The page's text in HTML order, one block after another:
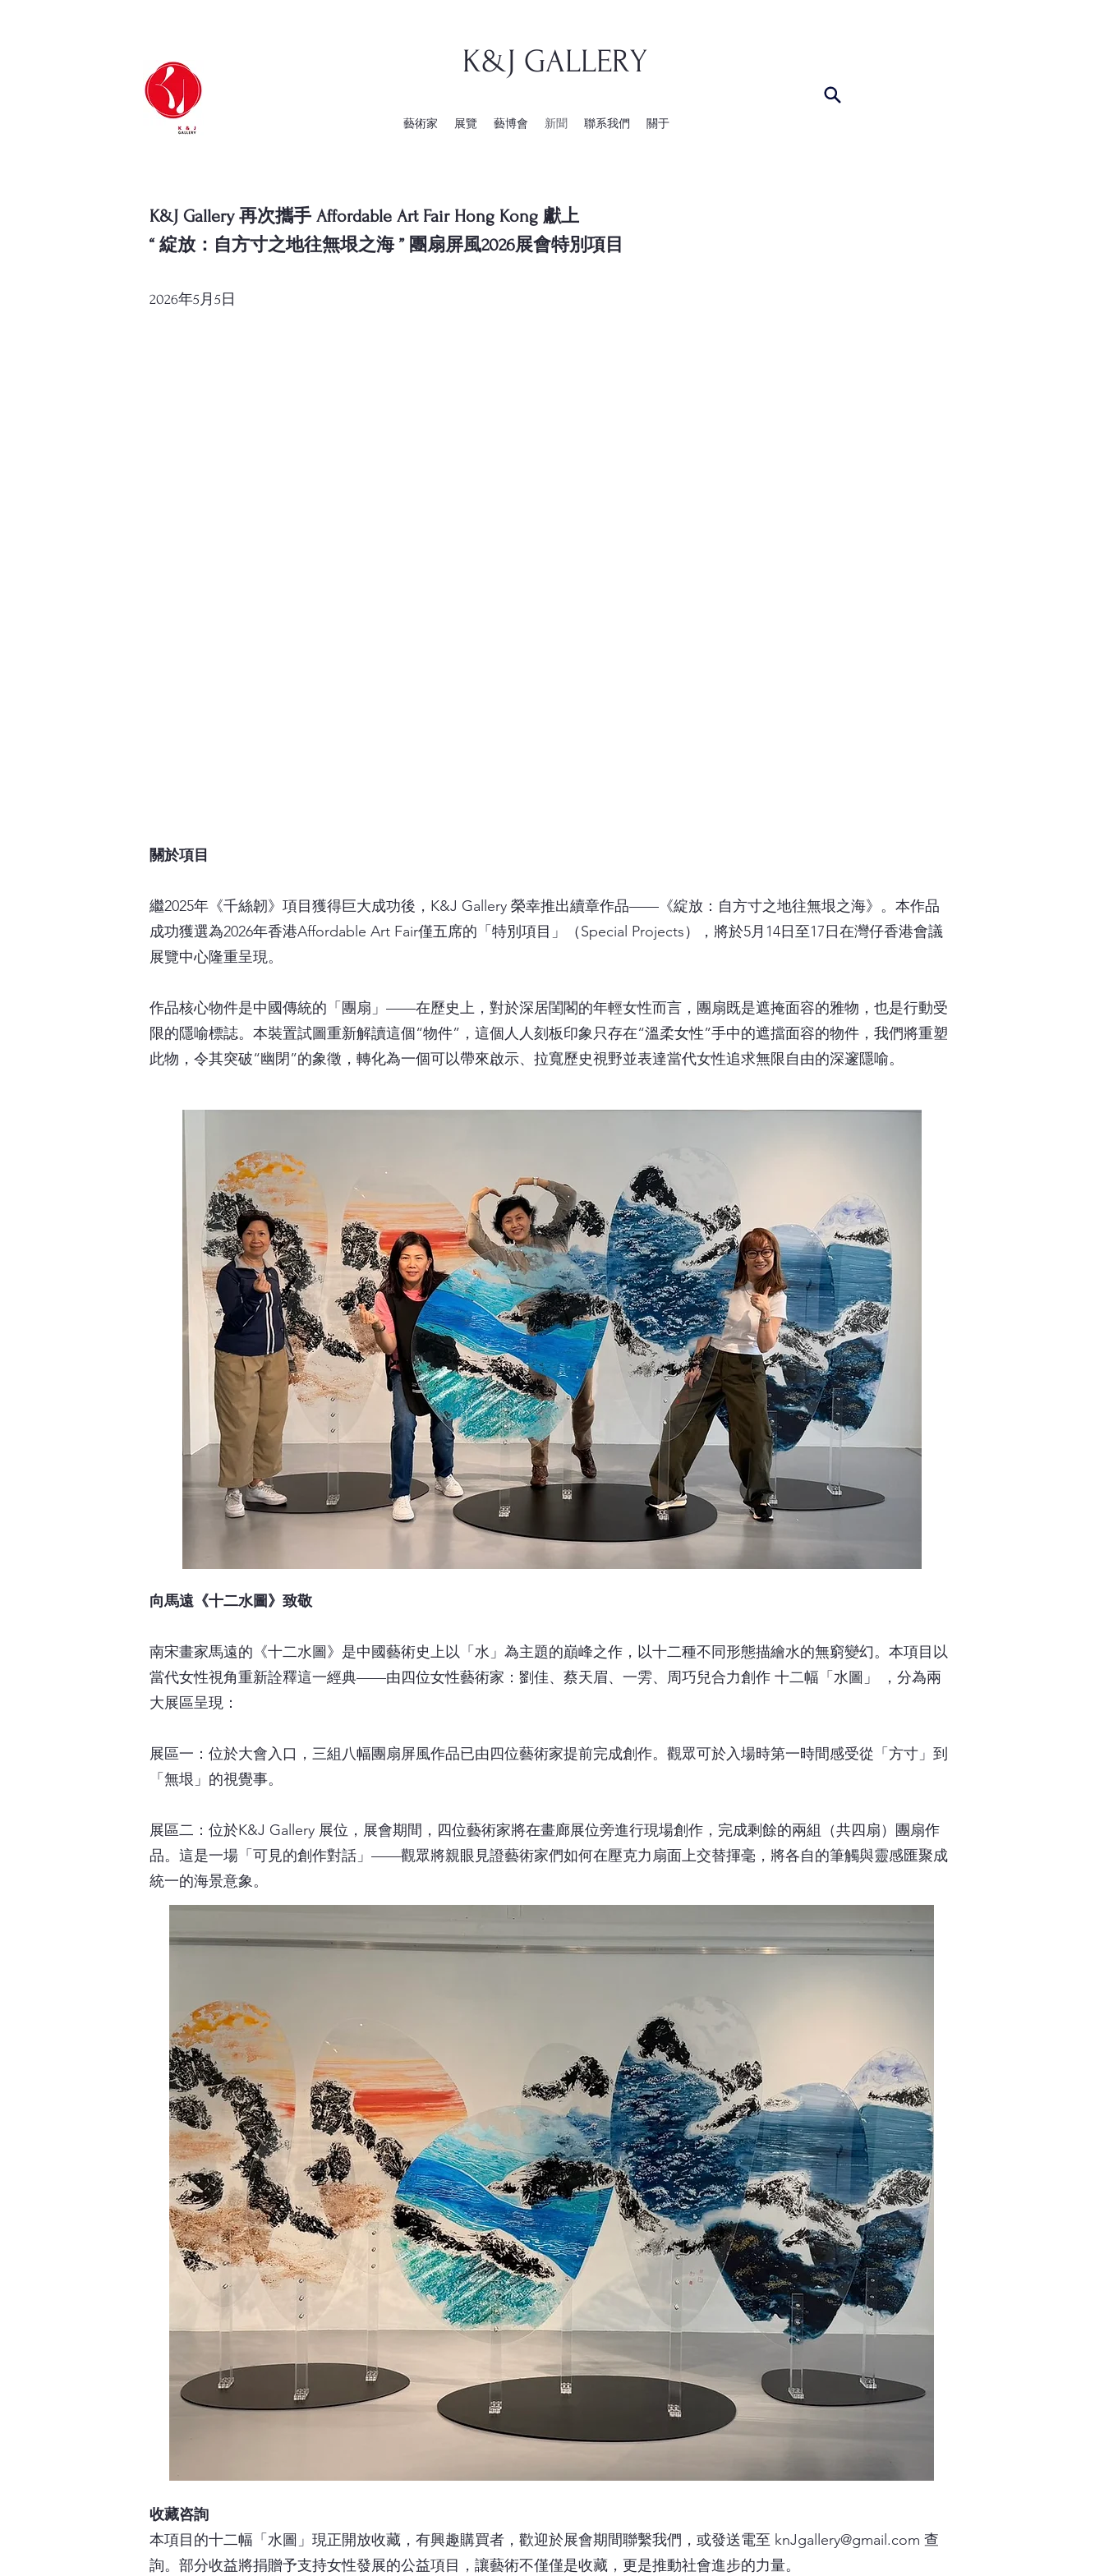
K&J GALLERY
藝術家 展覽 藝博會 新聞 聯系我們 關于
K&J Gallery 再次攜手 Affordable Art Fair Hong Kong 獻上
“ 綻放：自方寸之地往無垠之海 ” 團扇屏風2026展會特別項目
2026年5月5日
關於項目
繼2025年《千絲韌》項目獲得巨大成功後，K&J Gallery 榮幸推出續章作品——《綻放：自方寸之地往無垠之海》。本作品
成功獲選為2026年香港Affordable Art Fair僅五席的「特別項目」（Special Projects），將於5月14日至17日在灣仔香港會議
展覽中心隆重呈現。
作品核心物件是中國傳統的「團扇」——在歷史上，對於深居閨閣的年輕女性而言，團扇既是遮掩面容的雅物，也是行動受
限的隱喻標誌。本裝置試圖重新解讀這個“物件”，這個人人刻板印象只存在“溫柔女性”手中的遮擋面容的物件，我們將重塑
此物，令其突破“幽閉”的象徵，轉化為一個可以帶來啟示、拉寬歷史視野並表達當代女性追求無限自由的深邃隱喻。
向馬遠《十二水圖》致敬
南宋畫家馬遠的《十二水圖》是中國藝術史上以「水」為主題的巔峰之作，以十二種不同形態描繪水的無窮變幻。本項目以
當代女性視角重新詮釋這一經典——由四位女性藝術家：劉佳、蔡天眉、一雱、周巧兒合力創作 十二幅「水圖」 ，分為兩
大展區呈現：
展區一：位於大會入口，三組八幅團扇屏風作品已由四位藝術家提前完成創作。觀眾可於入場時第一時間感受從「方寸」到
「無垠」的視覺事。
​展區二：位於K&J Gallery 展位，展會期間，四位藝術家將在畫廊展位旁進行現場創作，完成剩餘的兩組（共四扇）團扇作
品。這是一場「可見的創作對話」——觀眾將親眼見證藝術家們如何在壓克力扇面上交替揮毫，將各自的筆觸與靈感匯聚成
統一的海景意象。
收藏咨詢
本項目的十二幅「水圖」現正開放收藏，有興趣購買者，歡迎於展會期間聯繫我們，或發送電至 knJgallery@gmail.com 查
詢。部分收益將捐贈予支持女性發展的公益項目，讓藝術不僅僅是收藏，更是推動社會進步的力量。